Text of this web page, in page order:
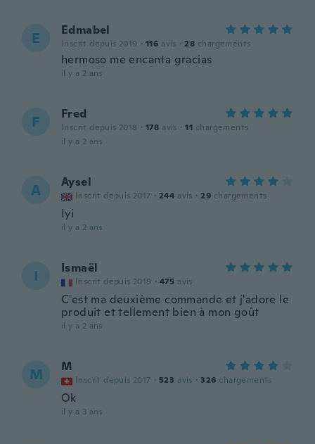
E Edmabel
Inscrit depuis 2019 · 116 avis · 28 chargements
hermoso me encanta gracias
il y a 2 ans
F Fred
Inscrit depuis 2018 · 178 avis · 11 chargements
il y a 2 ans
A Aysel
Inscrit depuis 2017 · 244 avis · 29 chargements
Iyi
il y a 2 ans
I Ismaël
Inscrit depuis 2019 · 475 avis
C'est ma deuxième commande et j'adore le
produit et tellement bien à mon goût
il y a 2 ans
M M
Inscrit depuis 2017 · 523 avis · 326 chargements
Ok
il y a 3 ans